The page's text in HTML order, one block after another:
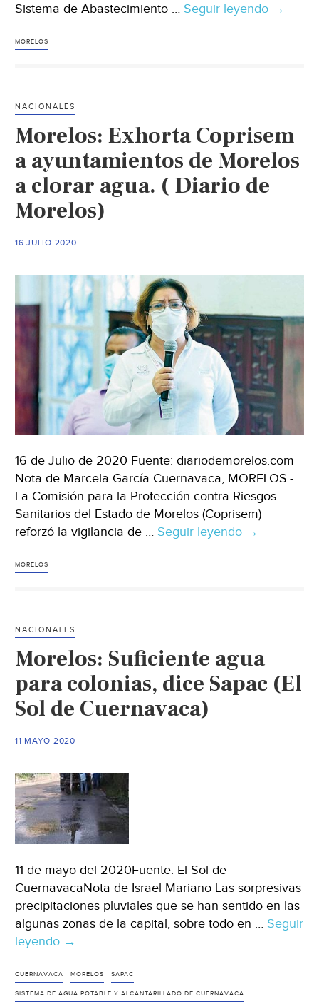
Sistema de Abastecimiento … Seguir leyendo Por
sin
agua
→
MORELOS
NACIONALES
Morelos: Exhorta Coprisem
a ayuntamientos de Morelos
a clorar agua. ( Diario de
Morelos)
16 JULIO 2020
16 de Julio de 2020 Fuente: diariodemorelos.com
Nota de Marcela García Cuernavaca, MORELOS.-
La Comisión para la Protección contra Riesgos
Sanitarios del Estado de Morelos (Coprisem)
reforzó la vigilancia de … Seguir leyendo Morelos:
a
clorar
agua.
→
MORELOS
NACIONALES
Morelos: Suficiente agua
para colonias, dice Sapac (El
Sol de Cuernavaca)
11 MAYO 2020
11 de mayo del 2020Fuente: El Sol de
CuernavacaNota de Israel Mariano Las sorpresivas
precipitaciones pluviales que se han sentido en las
algunas zonas de la capital, sobre todo en … Seguir
leyendo Morelos:
agua
para
→
CUERNAVACA MORELOS SAPAC
SISTEMA DE AGUA POTABLE Y ALCANTARILLADO DE CUERNAVACA